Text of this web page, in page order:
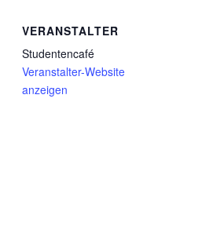
VERANSTALTER
Studentencafé
Veranstalter-Website
anzeigen